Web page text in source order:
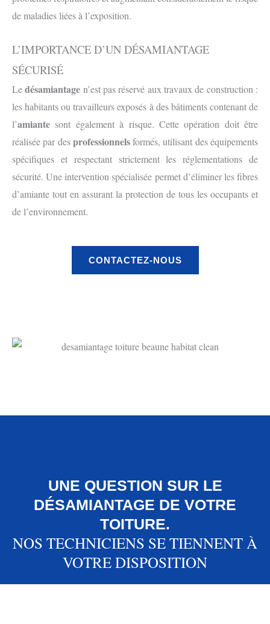
de maladies liées à l’exposition.
L’IMPORTANCE D’UN DÉSAMIANTAGE
SÉCURISÉ
Ledésamiantage n’est pas réservé aux travaux de construction :
les habitants ou travailleurs exposés à des bâtiments contenant de
l’amiante sont également à risque. Cette opération doit être
réalisée par desprofessionnelsformés, utilisant des équipements
spécifiques et respectant strictement les réglementations de
sécurité. Une intervention spécialisée permet d’éliminer les fibres
d’amiante tout en assurant la protection de tous les occupants et
de l’environnement.
CONTACTEZ-NOUS
UNE QUESTION SUR LE
DÉSAMIANTAGE DE VOTRE
TOITURE.
NOS TECHNICIENS SE TIENNENT À
VOTRE DISPOSITION